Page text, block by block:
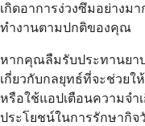
เกิดอาการง่วงซึมอย่างม
ทำงานตามปกติของคุณ
หากคุณลืมรับประทานยา
เกี่ยวกับกลยุทธ์ที่จะช่วย
หรือใช้แอปเตือนความจำ
ประโยชน์ในการรักษากิ